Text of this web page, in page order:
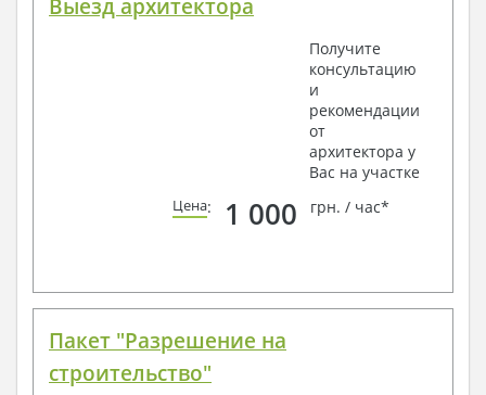
Выезд архитектора
Получите
консультацию
и
рекомендации
от
архитектора у
Вас на участке
Цена: 1 000 грн. / час*
Пакет "Разрешение на
строительство"